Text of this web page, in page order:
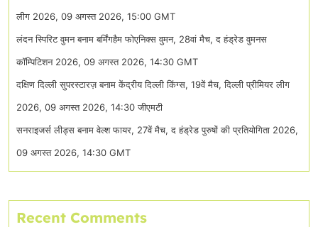
लीग 2026, 09 अगस्त 2026, 15:00 GMT
लंदन स्पिरिट वुमन बनाम बर्मिंगहैम फोएनिक्स वुमन, 28वां मैच, द हंड्रेड वुमनस
कॉम्पिटिशन 2026, 09 अगस्त 2026, 14:30 GMT
दक्षिण दिल्ली सुपरस्टारज़ बनाम केंद्रीय दिल्ली किंग्स, 19वें मैच, दिल्ली प्रीमियर लीग
2026, 09 अगस्त 2026, 14:30 जीएमटी
सनराइजर्स लीड्स बनाम वेल्श फायर, 27वें मैच, द हंड्रेड पुरुषों की प्रतियोगिता 2026,
09 अगस्त 2026, 14:30 GMT
Recent Comments